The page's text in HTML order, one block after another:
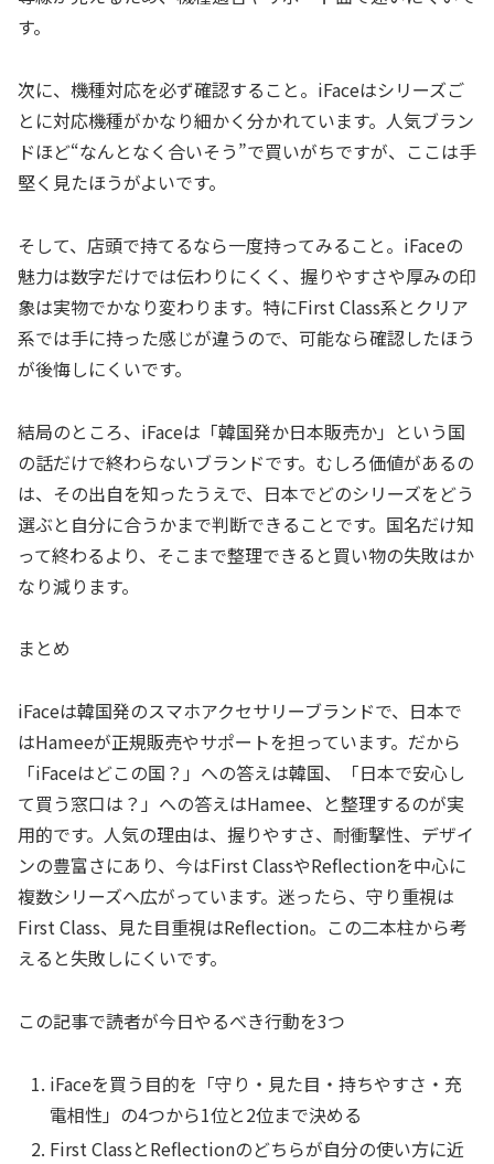
す。
次に、機種対応を必ず確認すること。iFaceはシリーズご
とに対応機種がかなり細かく分かれています。人気ブラン
ドほど“なんとなく合いそう”で買いがちですが、ここは手
堅く見たほうがよいです。
そして、店頭で持てるなら一度持ってみること。iFaceの
魅力は数字だけでは伝わりにくく、握りやすさや厚みの印
象は実物でかなり変わります。特にFirst Class系とクリア
系では手に持った感じが違うので、可能なら確認したほう
が後悔しにくいです。
結局のところ、iFaceは「韓国発か日本販売か」という国
の話だけで終わらないブランドです。むしろ価値があるの
は、その出自を知ったうえで、日本でどのシリーズをどう
選ぶと自分に合うかまで判断できることです。国名だけ知
って終わるより、そこまで整理できると買い物の失敗はか
なり減ります。
まとめ
iFaceは韓国発のスマホアクセサリーブランドで、日本で
はHameeが正規販売やサポートを担っています。だから
「iFaceはどこの国？」への答えは韓国、「日本で安心し
て買う窓口は？」への答えはHamee、と整理するのが実
用的です。人気の理由は、握りやすさ、耐衝撃性、デザイ
ンの豊富さにあり、今はFirst ClassやReflectionを中心に
複数シリーズへ広がっています。迷ったら、守り重視は
First Class、見た目重視はReflection。この二本柱から考
えると失敗しにくいです。
この記事で読者が今日やるべき行動を3つ
iFaceを買う目的を「守り・見た目・持ちやすさ・充
電相性」の4つから1位と2位まで決める
First ClassとReflectionのどちらが自分の使い方に近